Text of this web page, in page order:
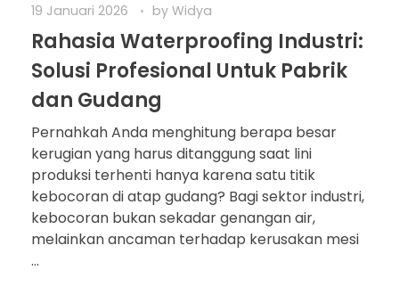
19 Januari 2026 by Widya
Rahasia Waterproofing Industri:
Solusi Profesional Untuk Pabrik
dan Gudang
Pernahkah Anda menghitung berapa besar
kerugian yang harus ditanggung saat lini
produksi terhenti hanya karena satu titik
kebocoran di atap gudang? Bagi sektor industri,
kebocoran bukan sekadar genangan air,
melainkan ancaman terhadap kerusakan mesi
...